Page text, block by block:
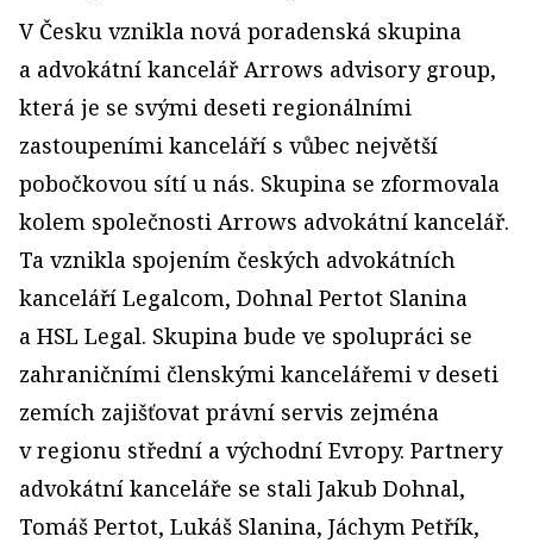
V Česku vznikla nová poradenská skupina
a advokátní kancelář Arrows advisory group,
která je se svými deseti regionálními
zastoupeními kanceláří s vůbec největší
pobočkovou sítí u nás. Skupina se zformovala
kolem společnosti Arrows advokátní kancelář.
Ta vznikla spojením českých advokátních
kanceláří Legalcom, Dohnal Pertot Slanina
a HSL Legal. Skupina bude ve spolupráci se
zahraničními členskými kancelářemi v deseti
zemích zajišťovat právní servis zejména
v regionu střední a východní Evropy. Partnery
advokátní kanceláře se stali Jakub Dohnal,
Tomáš Pertot, Lukáš Slanina, Jáchym Petřík,